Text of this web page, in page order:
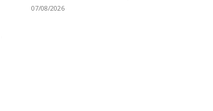
07/08/2026